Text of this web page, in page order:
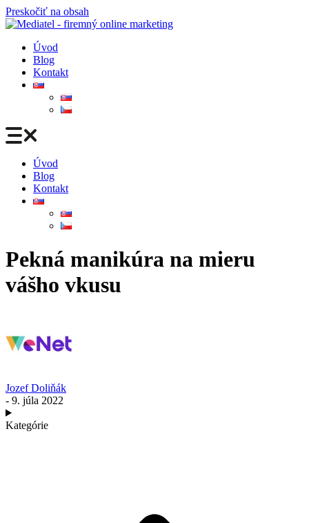
Preskočiť na obsah
Úvod
Blog
Kontakt
Úvod
Blog
Kontakt
Pekná manikúra na mieru
vášho vkusu
Jozef Doliňák
- 9. júla 2022
Kategórie